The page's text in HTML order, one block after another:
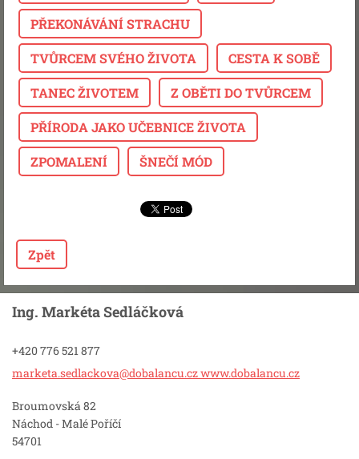
PŘEKONÁVÁNÍ STRACHU
TVŮRCEM SVÉHO ŽIVOTA CESTA K SOBĚ
TANEC ŽIVOTEM Z OBĚTI DO TVŮRCEM
PŘÍRODA JAKO UČEBNICE ŽIVOTA
ZPOMALENÍ ŠNEČÍ MÓD
Zpět
Ing. Markéta Sedláčková
+420 776 521 877
marketa.sedlackova@dobalancu.cz www.dobalancu.cz
Broumovská 82
Náchod - Malé Poříčí
54701